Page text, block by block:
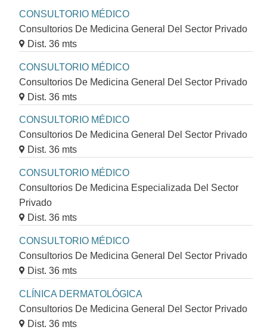
CONSULTORIO MÉDICO
Consultorios De Medicina General Del Sector Privado
Dist. 36 mts
CONSULTORIO MÉDICO
Consultorios De Medicina General Del Sector Privado
Dist. 36 mts
CONSULTORIO MÉDICO
Consultorios De Medicina General Del Sector Privado
Dist. 36 mts
CONSULTORIO MÉDICO
Consultorios De Medicina Especializada Del Sector
Privado
Dist. 36 mts
CONSULTORIO MÉDICO
Consultorios De Medicina General Del Sector Privado
Dist. 36 mts
CLÍNICA DERMATOLÓGICA
Consultorios De Medicina General Del Sector Privado
Dist. 36 mts